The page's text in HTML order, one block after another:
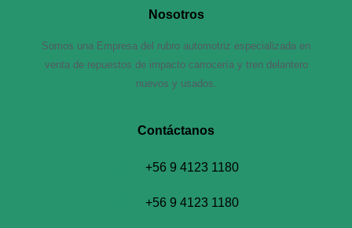
Nosotros
Somos una Empresa del rubro automotriz especializada en
venta de repuestos de impacto carrocería y tren delantero
nuevos y usados.
Contáctanos​
+56 9 4123 1180
+56 9 4123 1180